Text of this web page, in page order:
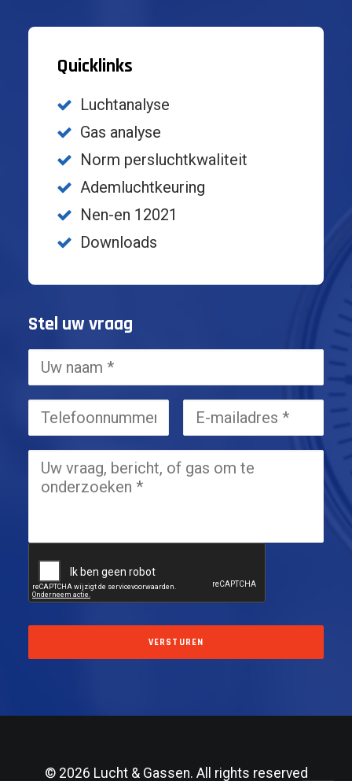
Quicklinks
Luchtanalyse
Gas analyse
Norm persluchtkwaliteit
Ademluchtkeuring
Nen-en 12021
Downloads
Stel uw vraag
© 2026 Lucht & Gassen. All rights reserved